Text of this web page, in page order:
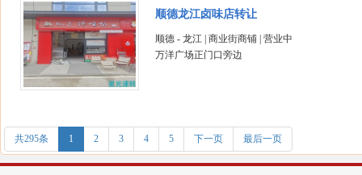
顺德龙江卤味店转让
顺德 - 龙江 | 商业街商铺 | 营业中
万洋广场正门口旁边
共295条 1 2 3 4 5 下一页 最后一页